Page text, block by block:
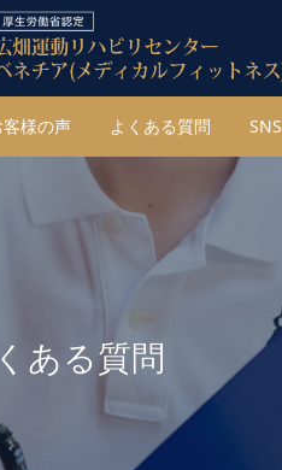
客様の声 よくある質問 SNS
ある質問